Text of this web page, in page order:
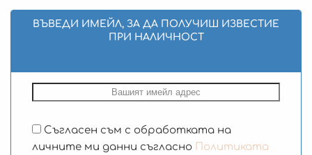
ВЪВЕДИ ИМЕЙЛ, ЗА ДА ПОЛУЧИШ ИЗВЕСТИЕ
ПРИ НАЛИЧНОСТ
Съгласен съм с обработката на
личните ми данни съгласно Политиката